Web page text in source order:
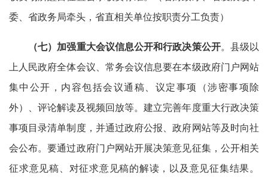
委、省政务局牵头，省直相关单位按职责分工负责）
（七）加强重大会议信息公开和行政决策公开。县级以
上人民政府全体会议、常务会议信息要在本级政府门户网站
集中公开，内容包括会议通稿、议定事项（涉密事项除
外）、评论解读及视频回放等。建立完善年度重大行政决策
事项目录清单制度，并通过政府公报、政府网站等及时向社
会公布。要通过政府门户网站开展决策意见征集，公开相关
征求意见稿、对征求意见稿的解读，以及意见征集结果。